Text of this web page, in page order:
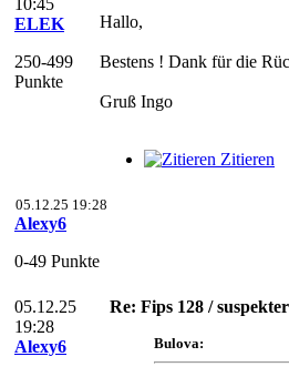
10:45
ELEK
250-499
Punkte
Hallo,
Bestens ! Dank für die
Gruß Ingo
Zitieren
05.12.25 19:28
Alexy6
0-49 Punkte
05.12.25
19:28
Alexy6
Re: Fips 128 /
Bulova: